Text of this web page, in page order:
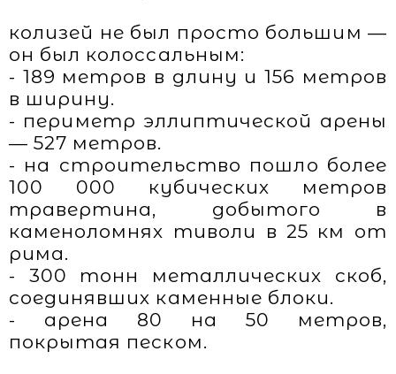
колизей не был просто большим —
он был колоссальным:
- 189 метров в длину и 156 метров
в ширину.
- периметр эллиптической арены
— 527 метров.
- на строительство пошло более
100 000 кубических метров
травертина, добытого в
каменоломнях тиволи в 25 км от
рима.
- 300 тонн металлических скоб,
соединявших каменные блоки.
- арена 80 на 50 метров,
покрытая песком.